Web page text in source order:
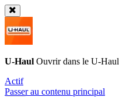
U-Haul Ouvrir dans le U-Haul
Actif
Passer au contenu principal